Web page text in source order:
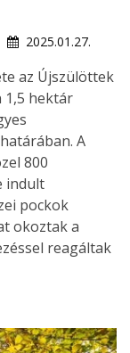
2025.01.27.
az Újszülöttek
1,5 hektár
A
800
indult
pockok
okoztak a
reagáltak